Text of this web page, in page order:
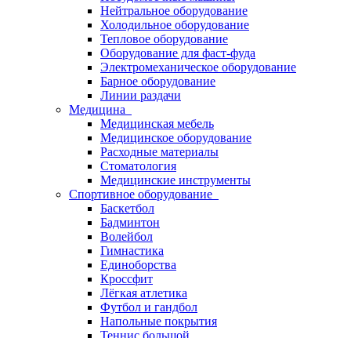
Нейтральное оборудование
Холодильное оборудование
Тепловое оборудование
Оборудование для фаст-фуда
Электромеханическое оборудование
Барное оборудование
Линии раздачи
Медицина
Медицинская мебель
Медицинское оборудование
Расходные материалы
Стоматология
Медицинские инструменты
Спортивное оборудование
Баскетбол
Бадминтон
Волейбол
Гимнастика
Единоборства
Кроссфит
Лёгкая атлетика
Футбол и гандбол
Напольные покрытия
Теннис большой